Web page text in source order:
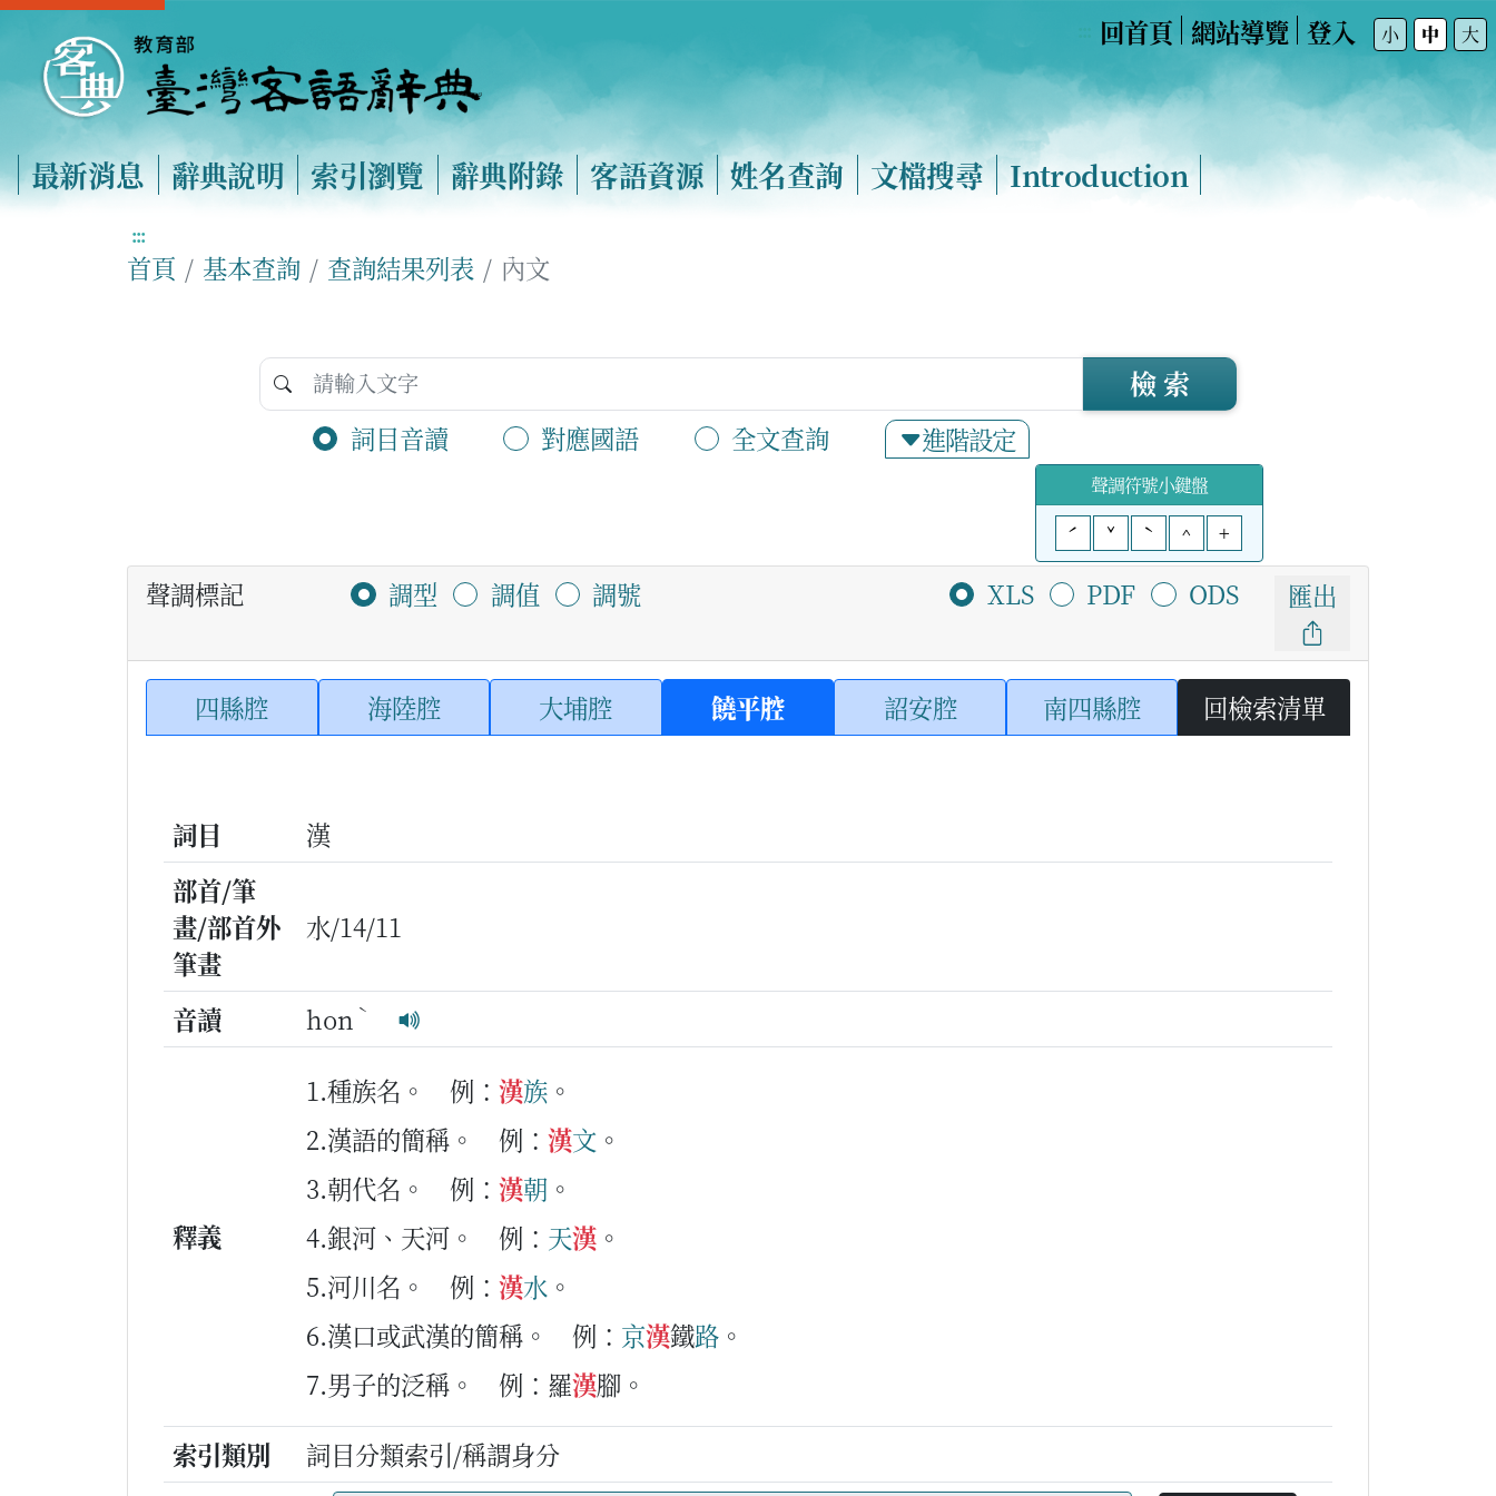
回首頁 網站導覽 登入 小 中 大
最新消息 辭典說明 索引瀏覽 辭典附錄 客語資源 姓名查詢 文檔搜尋 Introduction
:::
首頁 基本查詢 查詢結果列表 內文
詞目音讀 對應國語 全文查詢 進階設定
檢 索
聲調符號小鍵盤
ˊ
ˇ ˋ ^ +
聲調標記 調型 調值 調號 XLS PDF ODS 匯出
四縣腔 海陸腔 大埔腔 饒平腔 詔安腔 南四縣腔 回檢索清單
詞目
漢
部首/筆
畫/部首外
筆畫
水/14/11
音讀 hon ˋ
釋義
1.種族名。 例： 漢族 。
2.漢語的簡稱。
例： 漢文 。
3.朝代名。
例： 漢朝 。
4.銀河、天河。
例： 天漢 。
5.河川名。
例： 漢水 。
6.漢口或武漢的簡稱。
例： 京漢鐵路 。
7.男子的泛稱。
例：羅漢腳。
索引類別
詞目分類索引/稱謂身分